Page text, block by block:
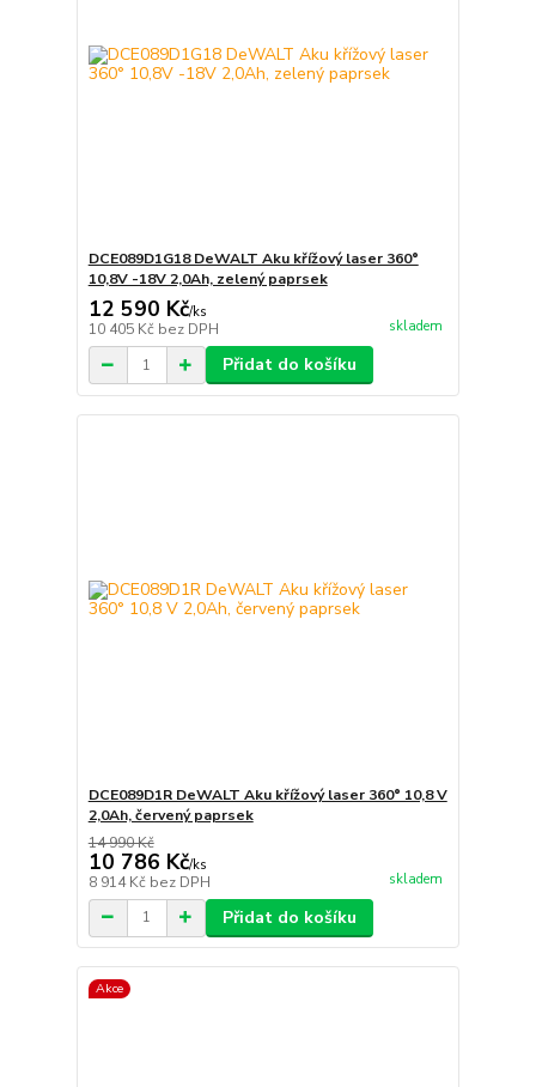
DCE089D1G18 DeWALT Aku křížový laser 360°
10,8V -18V 2,0Ah, zelený paprsek
12 590 Kč/ks
10 405 Kč bez DPH skladem
Přidat do košíku
DCE089D1R DeWALT Aku křížový laser 360° 10,8 V
2,0Ah, červený paprsek
14 990 Kč
10 786 Kč/ks
8 914 Kč bez DPH skladem
Přidat do košíku
Akce